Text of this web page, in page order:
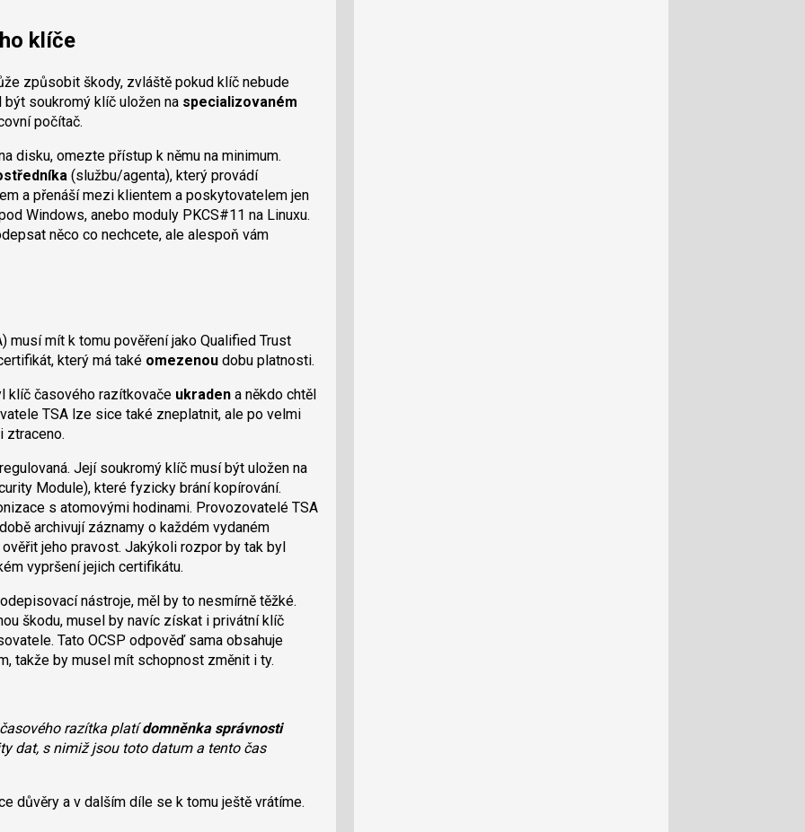
klíče
způsobit škody, zvláště pokud klíč nebude
soukromý klíč uložen na specializovaném
počítač.
disku, omezte přístup k němu na minimum.
(službu/agenta), který provádí
a přenáší mezi klientem a poskytovatelem jen
Windows, anebo moduly PKCS#11 na Linuxu.
něco co nechcete, ale alespoň vám
musí mít k tomu pověření jako Qualified Trust
který má také omezenou dobu platnosti.
klíč časového razítkovače ukraden a někdo chtěl
TSA lze sice také zneplatnit, ale po velmi
ztraceno.
Její soukromý klíč musí být uložen na
Module), které fyzicky brání kopírování.
s atomovými hodinami. Provozovatelé TSA
archivují záznamy o každém vydaném
jeho pravost. Jakýkoli rozpor by tak byl
vypršení jejich certifikátu.
nástroje, měl by to nesmírně těžké.
škodu, musel by navíc získat i privátní klíč
Tato OCSP odpověď sama obsahuje
takže by musel mít schopnost změnit i ty.
razítka platídomněnka správnosti
dat, s nimiž jsou toto datum a tento čas
důvěry a v dalším díle se k tomu ještě vrátíme.